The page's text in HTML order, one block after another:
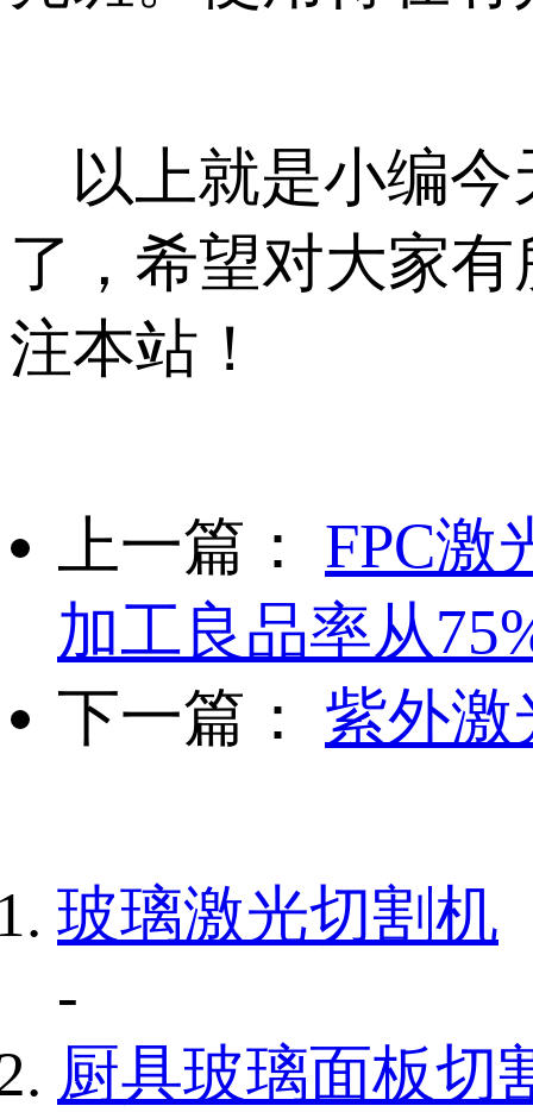
以上就是小编今
了，希望对大家
注本站！
上一篇：
FPC激
加工良品率从
下一篇：
紫外激
玻璃激光切割机
-
厨具玻璃面板切